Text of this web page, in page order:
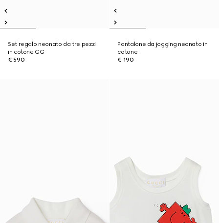
Set regalo neonato da tre pezzi
in cotone GG
€ 590
Pantalone da jogging neonato in
cotone
€ 190